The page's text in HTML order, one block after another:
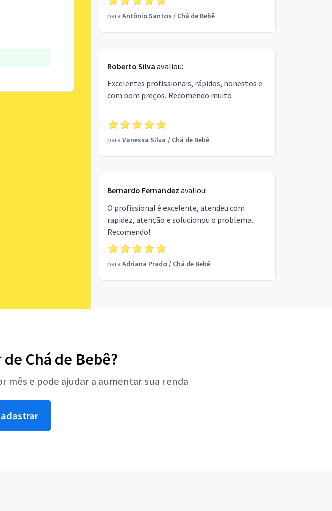
para Antônio Santos / Chá de Bebê
Roberto Silva avaliou:
Excelentes profissionais, rápidos, honestos e
com bom preços. Recomendo muito
para Vanessa Silva / Chá de Bebê
Bernardo Fernandez avaliou:
O profissional é excelente, atendeu com
rapidez, atenção e solucionou o problema.
Recomendo!
para Adriana Prado/ Chá de Bebê
Chá de Bebê?
mês e pode ajudar a aumentar sua renda